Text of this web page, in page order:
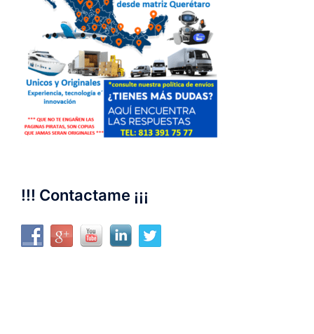
!!! Contactame ¡¡¡